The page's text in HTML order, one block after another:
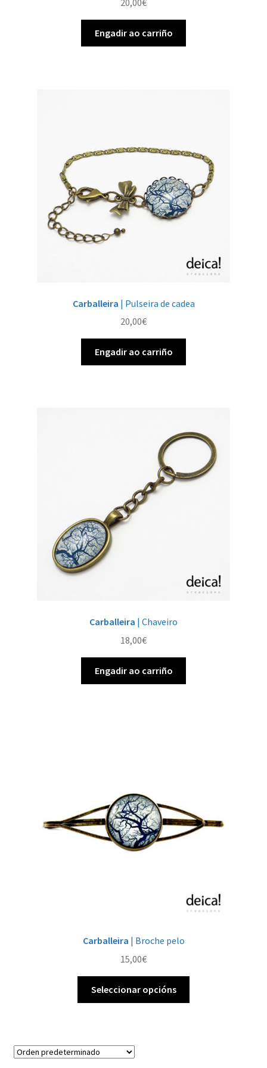
20,00€
Engadir ao carriño
Carballeira | Pulseira de cadea
20,00€
Engadir ao carriño
Carballeira | Chaveiro
18,00€
Engadir ao carriño
Carballeira | Broche pelo
15,00€
Seleccionar opcións